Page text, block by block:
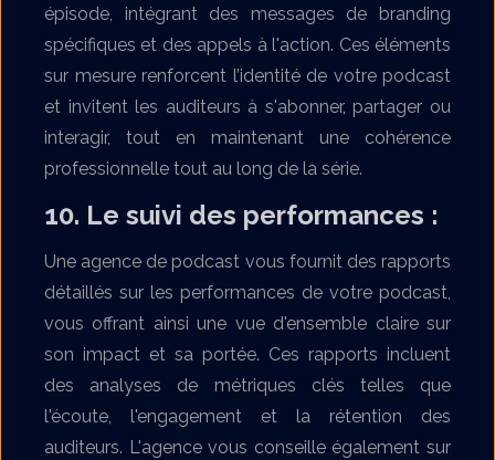
épisode, intégrant des messages de branding
spécifiques et des appels à l'action. Ces éléments
sur mesure renforcent l’identité de votre podcast
et invitent les auditeurs à s'abonner, partager ou
interagir, tout en maintenant une cohérence
professionnelle tout au long de la série.
10. Le suivi des performances :
Une agence de podcast vous fournit des rapports
détaillés sur les performances de votre podcast,
vous offrant ainsi une vue d'ensemble claire sur
son impact et sa portée. Ces rapports incluent
des analyses de métriques clés telles que
l'écoute, l'engagement et la rétention des
auditeurs. L'agence vous conseille également sur